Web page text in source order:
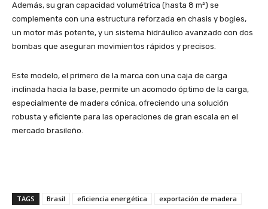
Además, su gran capacidad volumétrica (hasta 8 m²) se
complementa con una estructura reforzada en chasis y bogies,
un motor más potente, y un sistema hidráulico avanzado con dos
bombas que aseguran movimientos rápidos y precisos.
Este modelo, el primero de la marca con una caja de carga
inclinada hacia la base, permite un acomodo óptimo de la carga,
especialmente de madera cónica, ofreciendo una solución
robusta y eficiente para las operaciones de gran escala en el
mercado brasileño.
TAGS Brasil eficiencia energética exportación de madera